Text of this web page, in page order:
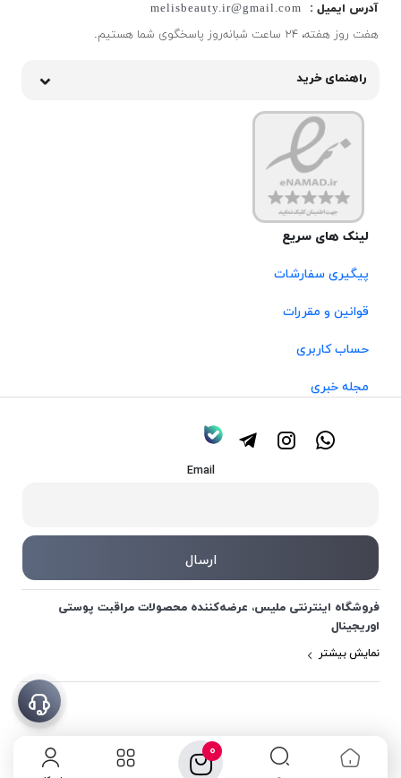
0
آدرس ایمیل :
melisbeauty.ir@gmail.com
هفت روز هفته، ۲۴ ساعت شبانه‌روز پاسخگوی شما هستیم.
راهنمای خرید
لینک های سریع
پیگیری سفارشات
قوانین و مقررات
حساب کاربری
مجله خبری
Email
فروشگاه اینترنتی ملیس، عرضه‌کننده محصولات مراقبت پوستی
اوریجینال
نمایش بیشتر